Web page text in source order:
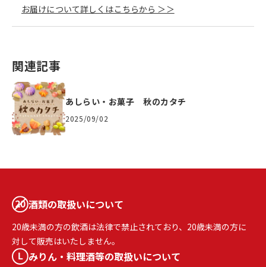
お届けについて詳しくはこちらから ＞＞
関連記事
あしらい・お菓子 秋のカタチ
2025/09/02
酒類の取扱いについて
20歳未満の方の飲酒は法律で禁止されており、20歳未満の方に
対して販売はいたしません。
みりん・料理酒等の取扱いについて